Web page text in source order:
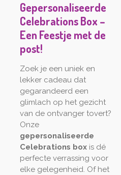
Gepersonaliseerde
Celebrations Box –
Een Feestje met de
post!
Zoek je een uniek en
lekker cadeau dat
gegarandeerd een
glimlach op het gezicht
van de ontvanger tovert?
Onze
gepersonaliseerde
Celebrations box is dé
perfecte verrassing voor
elke gelegenheid. Of het